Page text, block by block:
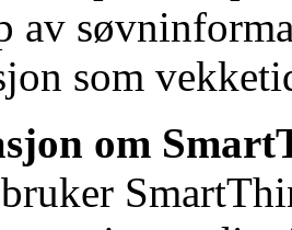
av
som
om